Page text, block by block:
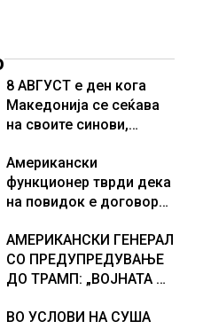
8 АВГУСТ е ден кога
Македонија се сеќава
на своите синови,
Христијан Мицкоски по
повод 25 годишнината
од загинувањето на
бранители
Американски
функционер тврди дека
на повидок е договор
АМЕРИКАНСКИ ГЕНЕРАЛ
СО ПРЕДУПРЕДУВАЊЕ
ДО ТРАМП: „ВОЈНАТА НЕ
ВО УСЛОВИ НА СУША